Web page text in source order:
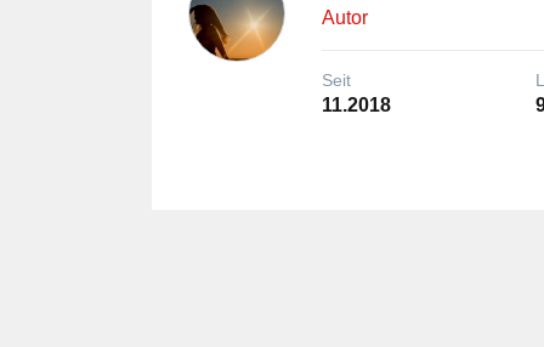
Autor
Seit
11.2018